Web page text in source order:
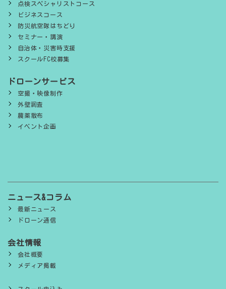
点検スペシャリストコース
ビジネスコース
防災航空隊はちどり
セミナー・講演
自治体・災害時支援
スクールFC校募集
ドローンサービス
空撮・映像制作
外壁調査
農薬散布
イベント企画
ニュース&コラム
最新ニュース
ドローン通信
会社情報
会社概要
メディア掲載